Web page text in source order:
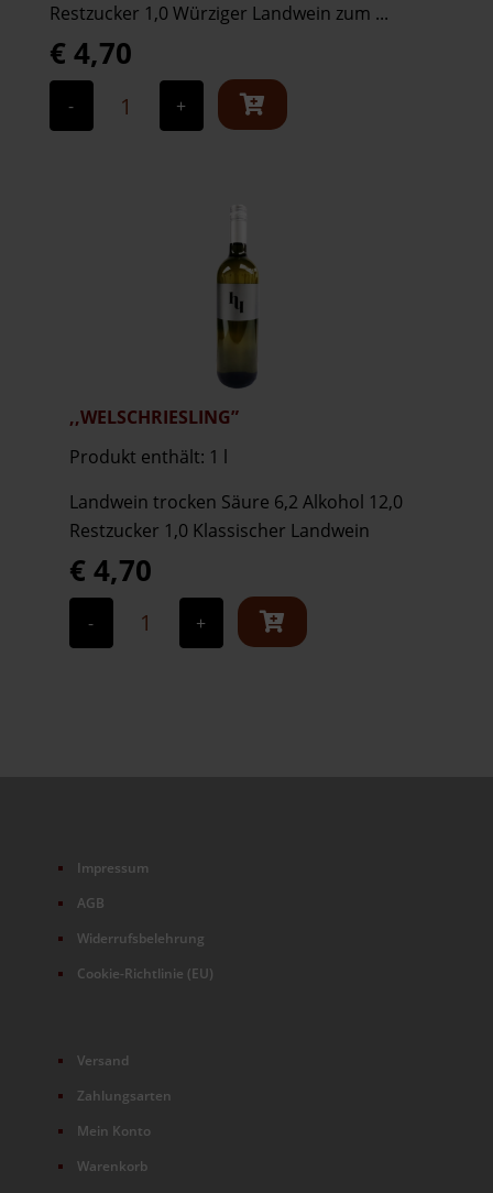
Restzucker 1,0 Würziger Landwein zum ...
€4,70
- Weiss
Menge +
,,WELSCHRIESLING”
Produkt enthält: 1 l
Landwein trocken Säure 6,2 Alkohol 12,0
Restzucker 1,0 Klassischer Landwein
€4,70
-
,,Welschriesling"
Menge +
Impressum
AGB
Widerrufsbelehrung
Cookie-Richtlinie (EU)
Versand
Zahlungsarten
Mein Konto
Warenkorb